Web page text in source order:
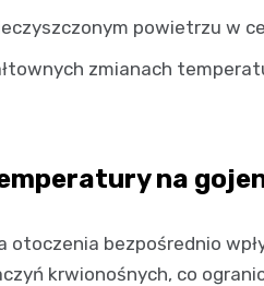
powietrzu w
zmianach
na
otoczenia bezpośrednio
krwionośnych, co